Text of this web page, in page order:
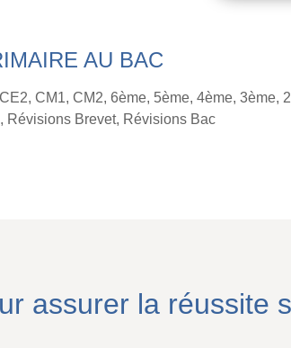
AU BAC
CM1, CM2, 6ème, 5ème, 4ème, 3ème,
Révisions Brevet, Révisions Bac
assurer la réussite